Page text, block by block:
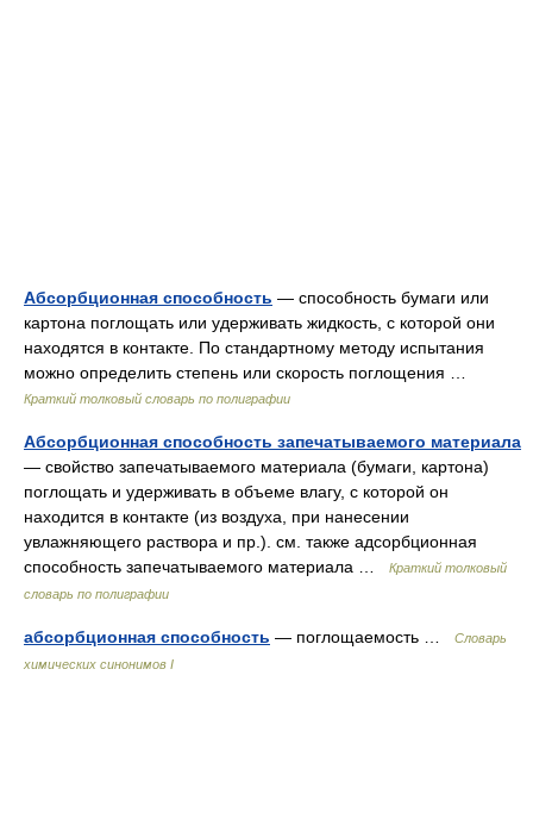
Абсорбционная способность — способность бумаги или
картона поглощать или удерживать жидкость, с которой они
находятся в контакте. По стандартному методу испытания
можно определить степень или скорость поглощения …
Краткий толковый словарь по полиграфии
Абсорбционная способность запечатываемого материала
— свойство запечатываемого материала (бумаги, картона)
поглощать и удерживать в объеме влагу, с которой он
находится в контакте (из воздуха, при нанесении
увлажняющего раствора и пр.). см. также адсорбционная
способность запечатываемого материала …
Краткий толковый
словарь по полиграфии
абсорбционная способность — поглощаемость …
Cловарь
химических синонимов I